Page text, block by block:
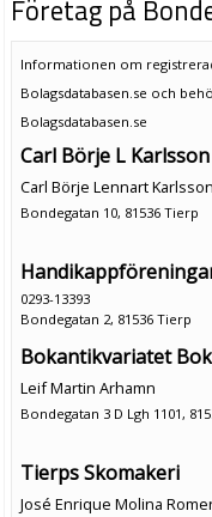
Företag på
Informationen om
Bolagsdatabasen.se och
Bolagsdatabasen.se
Carl Börje L Karlsson
Carl Börje Lennart Karlsson
Bondegatan 10, 81536 Tierp
0293-13393
Bondegatan 2, 81536 Tierp
Bokantikvariatet
Leif Martin Arhamn
Bondegatan 3 D Lgh 1101,
Tierps Skomakeri
José Enrique Molina